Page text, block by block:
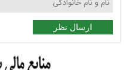
ارسال نظر